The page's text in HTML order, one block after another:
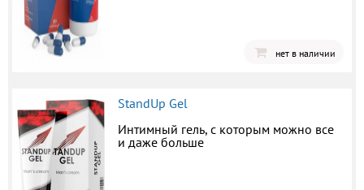
нет в наличии
StandUp Gel
Интимный гель, с которым можно все
и даже больше